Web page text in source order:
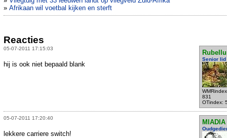
» Afrikaan wil voetbal kijken en sterft
Reacties
05-07-2011 17:15:03
Senior lid
831
OTindex:
hij is ook niet bepaald blank
05-07-2011 17:20:40
MIADIA
lekkere carriere switch!